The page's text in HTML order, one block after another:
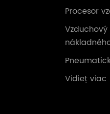
Procesor
Vidieť viac